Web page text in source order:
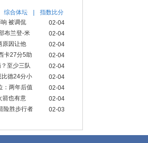
综合体坛 指数比分
被调侃
02-04
布兰登-米
02-04
原因让他
02-04
卡27分5助
02-04
至少三队
02-04
德24分小
02-04
：两年后值
02-04
箭也有意
02-04
险胜步行者 02-03